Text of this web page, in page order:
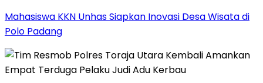
Mahasiswa KKN Unhas Siapkan Inovasi Desa Wisata di
Polo Padang